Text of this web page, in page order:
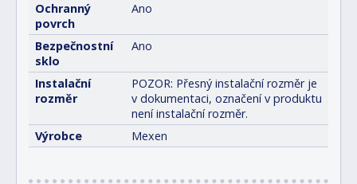
Ochranný
povrch
Ano
Bezpečnostní
sklo
Ano
Instalační
rozměr
POZOR: Přesný instalační rozměr je
v dokumentaci, označení v produktu
není instalační rozměr.
Výrobce
Mexen